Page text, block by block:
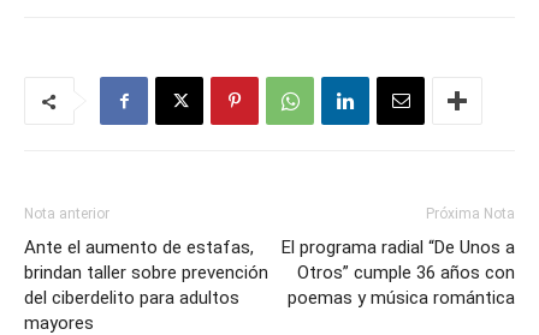
Nota anterior
Ante el aumento de estafas,
brindan taller sobre prevención
del ciberdelito para adultos
mayores
Próxima Nota
El programa radial “De Unos a
Otros” cumple 36 años con
poemas y música romántica